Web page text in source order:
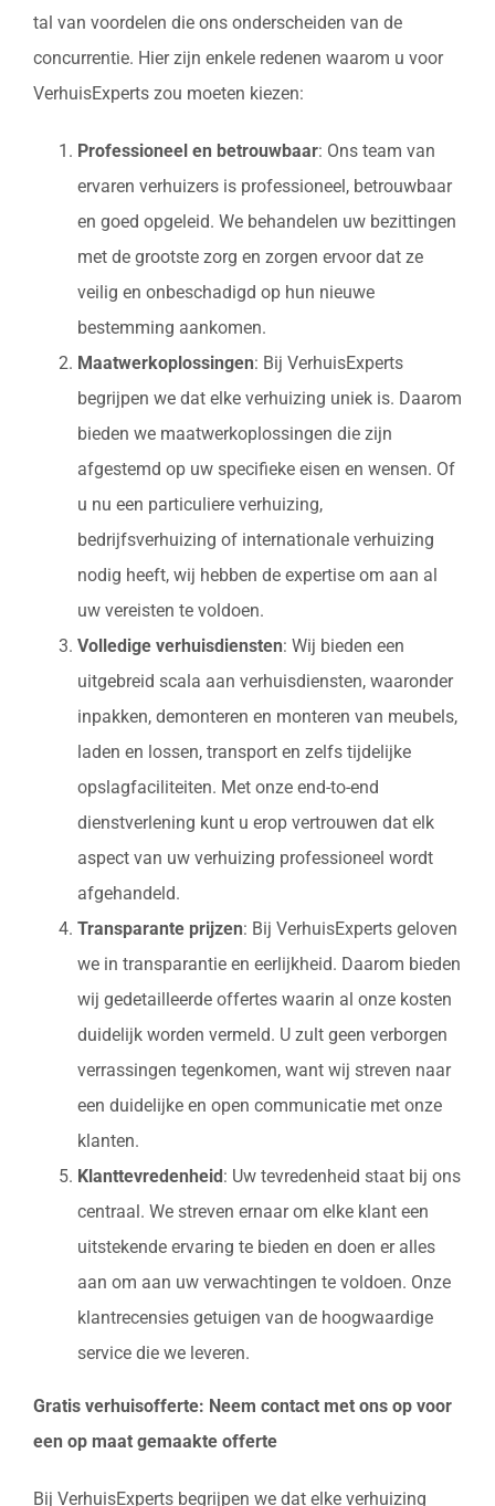
tal van voordelen die ons onderscheiden van de
concurrentie. Hier zijn enkele redenen waarom u voor
VerhuisExperts zou moeten kiezen:
Professioneel en betrouwbaar: Ons team van
ervaren verhuizers is professioneel, betrouwbaar
en goed opgeleid. We behandelen uw bezittingen
met de grootste zorg en zorgen ervoor dat ze
veilig en onbeschadigd op hun nieuwe
bestemming aankomen.
Maatwerkoplossingen: Bij VerhuisExperts
begrijpen we dat elke verhuizing uniek is. Daarom
bieden we maatwerkoplossingen die zijn
afgestemd op uw specifieke eisen en wensen. Of
u nu een particuliere verhuizing,
bedrijfsverhuizing of internationale verhuizing
nodig heeft, wij hebben de expertise om aan al
uw vereisten te voldoen.
Volledige verhuisdiensten: Wij bieden een
uitgebreid scala aan verhuisdiensten, waaronder
inpakken, demonteren en monteren van meubels,
laden en lossen, transport en zelfs tijdelijke
opslagfaciliteiten. Met onze end-to-end
dienstverlening kunt u erop vertrouwen dat elk
aspect van uw verhuizing professioneel wordt
afgehandeld.
Transparante prijzen: Bij VerhuisExperts geloven
we in transparantie en eerlijkheid. Daarom bieden
wij gedetailleerde offertes waarin al onze kosten
duidelijk worden vermeld. U zult geen verborgen
verrassingen tegenkomen, want wij streven naar
een duidelijke en open communicatie met onze
klanten.
Klanttevredenheid : Uw tevredenheid staat bij ons
centraal. We streven ernaar om elke klant een
uitstekende ervaring te bieden en doen er alles
aan om aan uw verwachtingen te voldoen. Onze
klantrecensies getuigen van de hoogwaardige
service die we leveren.
Gratis verhuisofferte: Neem contact met ons op voor
een op maat gemaakte offerte
Bij VerhuisExperts begrijpen we dat elke verhuizing